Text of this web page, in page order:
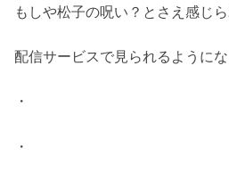
もしや松子の呪い？とさえ感じら
配信サービスで見られるように
・
・